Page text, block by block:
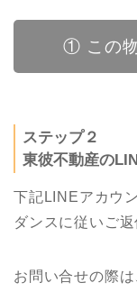
① この
ステップ２
東彼不動産の
下記LINEアカウ
ダンスに従いご返
お問い合せの際